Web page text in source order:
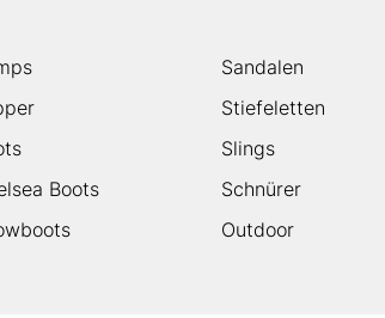
Sandalen
Stiefeletten
Slings
Boots
Schnürer
Outdoor